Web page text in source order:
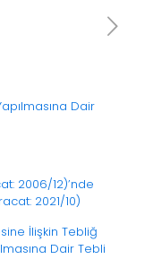
Dair
2006/12)’nde
2021/10)
İlişkin Tebliğ
Dair Tebli